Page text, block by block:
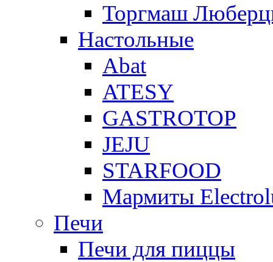
Торгмаш
Настольные
Abat
ATESY
GASTROTOP
JEJU
STARFOOD
Мармиты
Печи
Печи для пиццы